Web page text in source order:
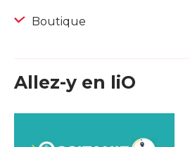
Boutique
Allez-y en liO